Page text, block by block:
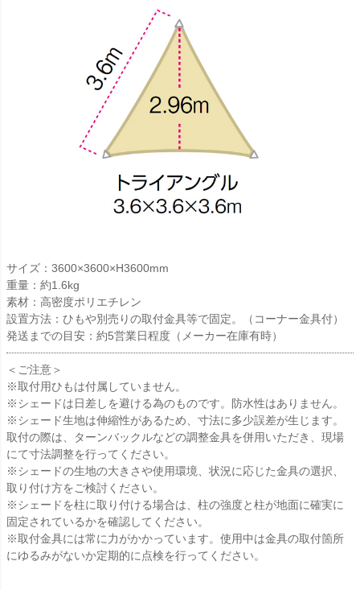
サイズ：3600×3600×H3600mm
重量：約1.6kg
素材：高密度ポリエチレン
設置方法：ひもや別売りの取付金具等で固定。（コーナー金具付）
発送までの目安：約5営業日程度（メーカー在庫有時）
＜ご注意＞
※取付用ひもは付属していません。
※シェードは日差しを避ける為のものです。防水性はありません。
※シェード生地は伸縮性があるため、寸法に多少誤差が生じます。
取付の際は、ターンバックルなどの調整金具を併用いただき、現場
にて寸法調整を行ってください。
※シェードの生地の大きさや使用環境、状況に応じた金具の選択、
取り付け方をご検討ください。
※シェードを柱に取り付ける場合は、柱の強度と柱が地面に確実に
固定されているかを確認してください。
※取付金具には常に力がかかっています。使用中は金具の取付箇所
にゆるみがないか定期的に点検を行ってください。